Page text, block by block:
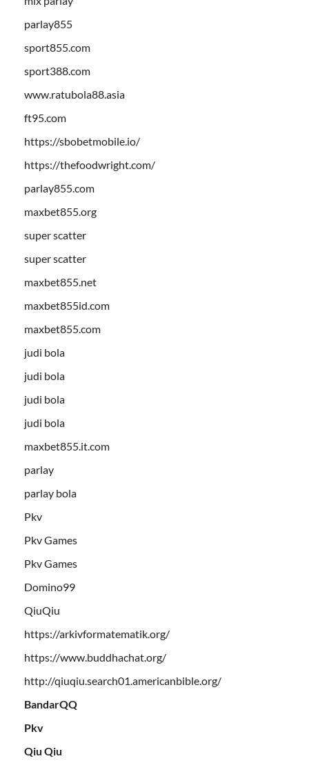
parlay855
sport855.com
sport388.com
www.ratubola88.asia
ft95.com
https://sbobetmobile.io/
https://thefoodwright.com/
parlay855.com
maxbet855.org
super scatter
super scatter
maxbet855.net
maxbet855id.com
maxbet855.com
judi bola
judi bola
judi bola
judi bola
maxbet855.it.com
parlay
parlay bola
Pkv
Pkv Games
Pkv Games
Domino99
QiuQiu
https://arkivformatematik.org/
https://www.buddhachat.org/
http://qiuqiu.search01.americanbible.org/
BandarQQ
Pkv
Qiu Qiu